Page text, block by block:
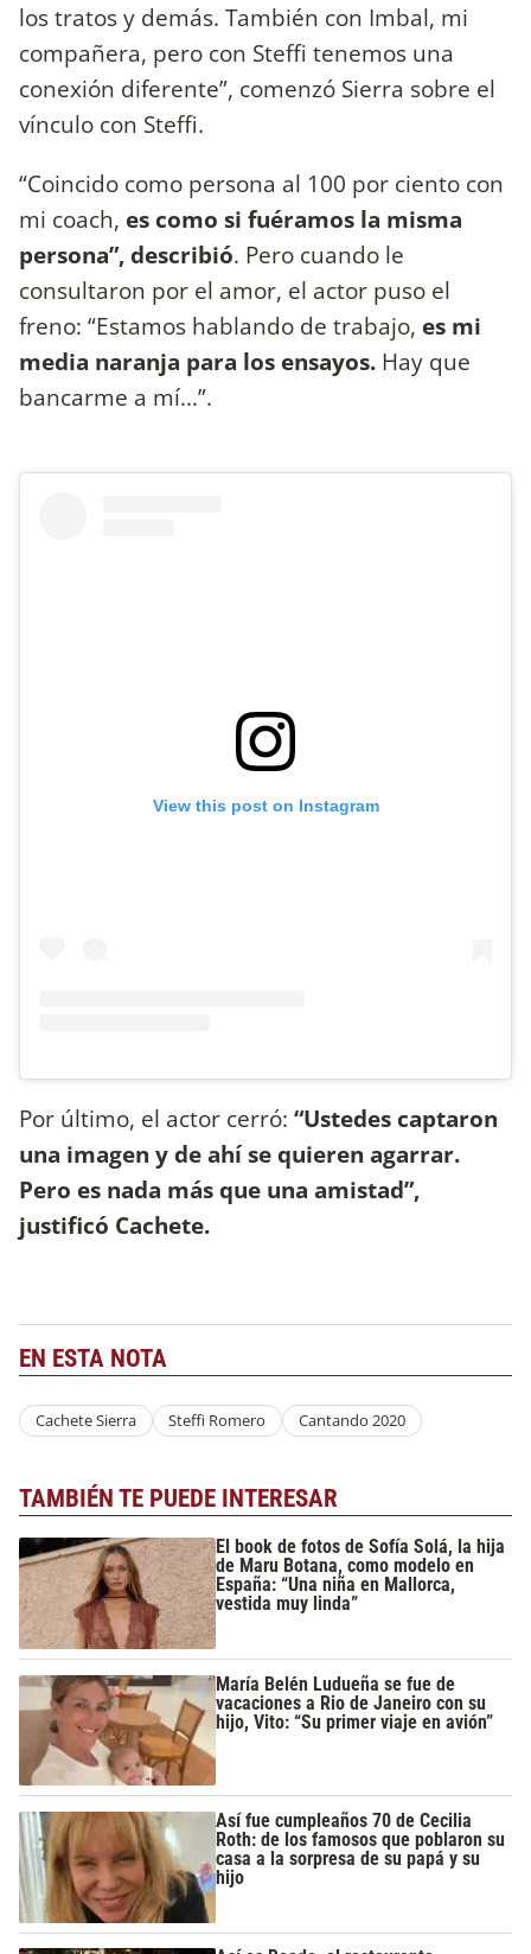
los tratos y demás. También con Imbal, mi
compañera, pero con Steffi tenemos una
conexión diferente”, comenzó Sierra sobre el
vínculo con Steffi.
“Coincido como persona al 100 por ciento con
mi coach, es como si fuéramos la misma
persona”, describió. Pero cuando le
consultaron por el amor, el actor puso el
freno: “Estamos hablando de trabajo, es mi
media naranja para los ensayos. Hay que
bancarme a mí...”.
View this post on Instagram
Por último, el actor cerró: “Ustedes captaron
una imagen y de ahí se quieren agarrar.
Pero es nada más que una amistad”,
justificó Cachete.
EN ESTA NOTA
Cachete Sierra Steffi Romero Cantando 2020
TAMBIÉN TE PUEDE INTERESAR
El book de fotos de Sofía Solá, la hija
de Maru Botana, como modelo en
España: “Una niña en Mallorca,
vestida muy linda”
María Belén Ludueña se fue de
vacaciones a Rio de Janeiro con su
hijo, Vito: “Su primer viaje en avión”
Así fue cumpleaños 70 de Cecilia
Roth: de los famosos que poblaron su
casa a la sorpresa de su papá y su
hijo